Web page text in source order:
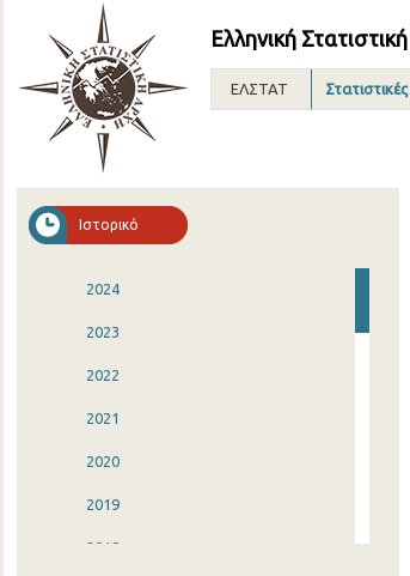
Ελληνική
ΕΛΣΤΑΤ Στατιστικές
Ιστορικό
2024
2023
2022
2021
2020
2019
2018